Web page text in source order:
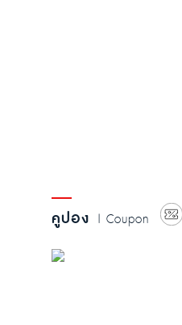
คูปอง | Coupon